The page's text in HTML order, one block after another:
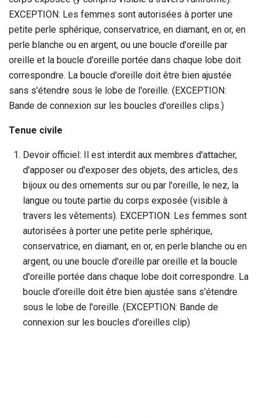
EXCEPTION: Les femmes sont autorisées à porter une
petite perle sphérique, conservatrice, en diamant, en or, en
perle blanche ou en argent, ou une boucle d'oreille par
oreille et la boucle d'oreille portée dans chaque lobe doit
correspondre. La boucle d'oreille doit être bien ajustée
sans s'étendre sous le lobe de l'oreille. (EXCEPTION:
Bande de connexion sur les boucles d'oreilles clips.)
Tenue civile
Devoir officiel: Il est interdit aux membres d'attacher,
d'apposer ou d'exposer des objets, des articles, des
bijoux ou des ornements sur ou par l'oreille, le nez, la
langue ou toute partie du corps exposée (visible à
travers les vêtements). EXCEPTION: Les femmes sont
autorisées à porter une petite perle sphérique,
conservatrice, en diamant, en or, en perle blanche ou en
argent, ou une boucle d'oreille par oreille et la boucle
d'oreille portée dans chaque lobe doit correspondre. La
boucle d'oreille doit être bien ajustée sans s'étendre
sous le lobe de l'oreille. (EXCEPTION: Bande de
connexion sur les boucles d'oreilles clip)